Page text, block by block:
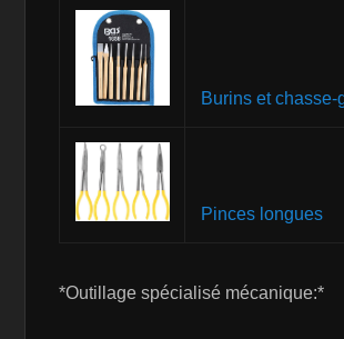
Burins et chasse-
Pinces longues
*Outillage spécialisé mécanique:*